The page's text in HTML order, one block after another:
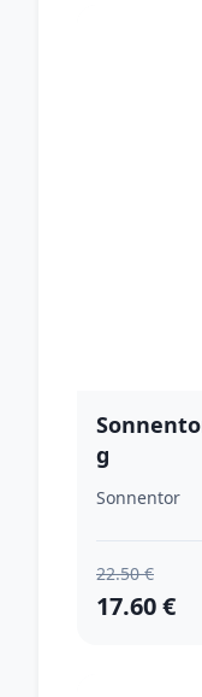
g
Sonnentor
22.50 €
17.60 €